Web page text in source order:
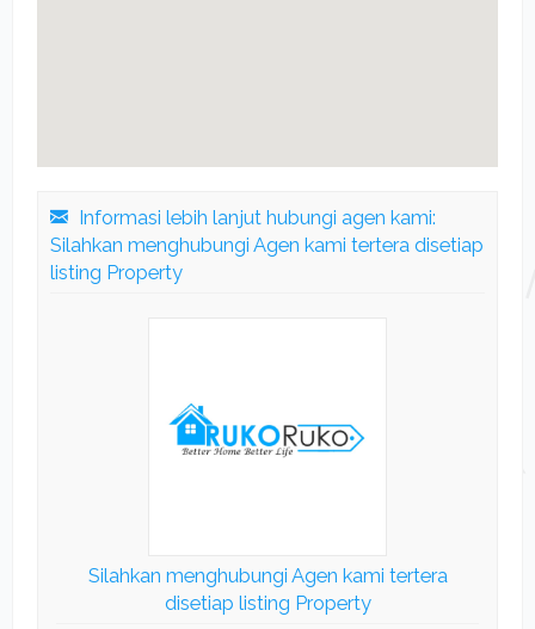
Informasi lebih lanjut hubungi agen kami:
Silahkan menghubungi Agen kami tertera disetiap
listing Property
Silahkan menghubungi Agen kami tertera
disetiap listing Property